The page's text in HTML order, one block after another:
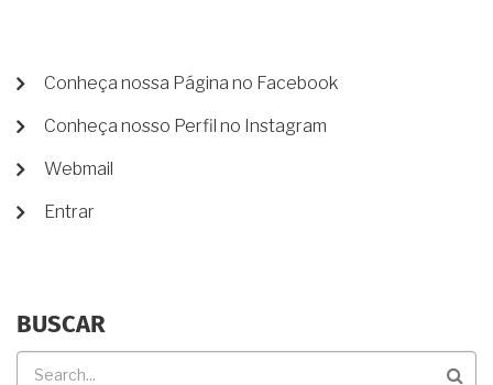
MENU
CONTA
DE
Conheça nossa Página no Facebook
Conheça nosso Perfil no Instagram
Webmail
Entrar
BUSCAR